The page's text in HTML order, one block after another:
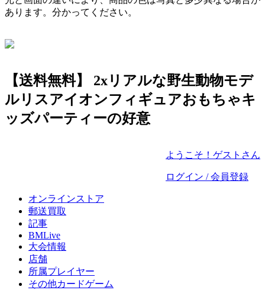
あります。分かってください。
【送料無料】 2xリアルな野生動物モデ
ルリスアイオンフィギュアおもちゃキ
ッズパーティーの好意
ようこそ！ゲストさん
ログイン / 会員登録
オンラインストア
郵送買取
記事
BMLive
大会情報
店舗
所属プレイヤー
その他カードゲーム